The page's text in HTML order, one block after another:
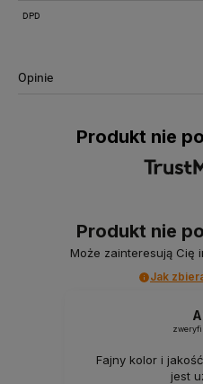
DPD
Opinie
Produkt nie
Produkt nie
Może zainteresują Cię
Jak
Fajny kolor i
jest